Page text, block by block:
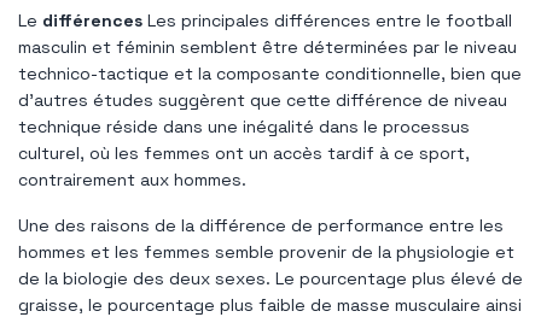
Le différences Les principales différences entre le football
masculin et féminin semblent être déterminées par le niveau
technico-tactique et la composante conditionnelle, bien que
d'autres études suggèrent que cette différence de niveau
technique réside dans une inégalité dans le processus
culturel, où les femmes ont un accès tardif à ce sport,
contrairement aux hommes.
Une des raisons de la différence de performance entre les
hommes et les femmes semble provenir de la physiologie et
de la biologie des deux sexes. Le pourcentage plus élevé de
graisse, le pourcentage plus faible de masse musculaire ainsi